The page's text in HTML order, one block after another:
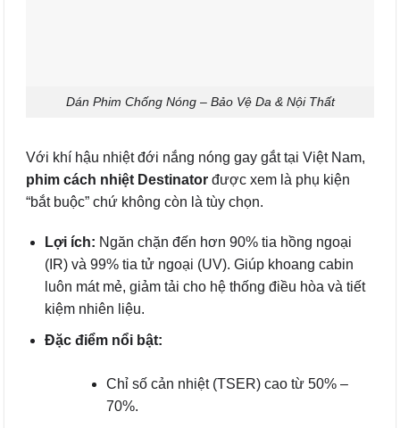
Dán Phim Chống Nóng – Bảo Vệ Da & Nội Thất
Với khí hậu nhiệt đới nắng nóng gay gắt tại Việt Nam,
phim cách nhiệt Destinator được xem là phụ kiện
“bắt buộc” chứ không còn là tùy chọn.
Lợi ích: Ngăn chặn đến hơn 90% tia hồng ngoại
(IR) và 99% tia tử ngoại (UV). Giúp khoang cabin
luôn mát mẻ, giảm tải cho hệ thống điều hòa và tiết
kiệm nhiên liệu.
Đặc điểm nổi bật:
Chỉ số cản nhiệt (TSER) cao từ 50% –
70%.